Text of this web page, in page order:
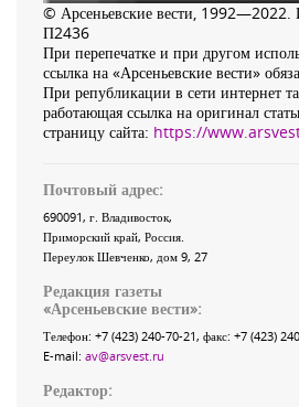
© Арсеньевские вести, 1992—2022.
П2436
При перепечатке и при другом
ссылка на «Арсеньевские вести»
При републикации в сети интернет
работающая ссылка на оригинал
страницу сайта: https://
Почтовый адрес:
690091, г. Владивосток,
Приморский край, Россия
Переулок Шевченко, дом 9, 27
Редакция газеты
«Арсеньевские вести»:
Телефон: +7 (423) 240-70-21, факс: +7 (423)
E-mail: av@arsvest.ru
Редактор: